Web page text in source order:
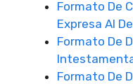
Formato De
Expresa Al
Formato De
Formato De